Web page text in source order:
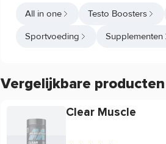
All in one Testo Boosters
Sportvoeding Supplementen
Vergelijkbare producten
Clear Muscle